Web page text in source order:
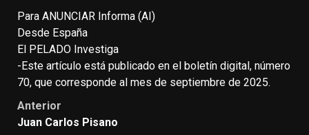
Para ANUNCIAR Informa (AI)
Desde España
El PELADO Investiga
-Este artículo está publicado en el boletín digital, número
70, que corresponde al mes de septiembre de 2025.
Anterior
Juan Carlos Pisano